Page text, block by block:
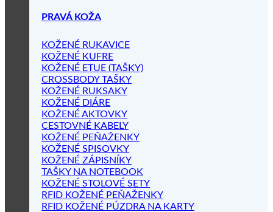
PRAVÁ KOŽA
KOŽENÉ RUKAVICE
KOŽENÉ KUFRE
KOŽENÉ ETUE (TAŠKY)
CROSSBODY TAŠKY
KOŽENÉ RUKSAKY
KOŽENÉ DIÁRE
KOŽENÉ AKTOVKY
CESTOVNÉ KABELY
KOŽENÉ PEŇAŽENKY
KOŽENÉ SPISOVKY
KOŽENÉ ZÁPISNÍKY
TAŠKY NA NOTEBOOK
KOŽENÉ STOLOVÉ SETY
RFID KOŽENÉ PEŇAŽENKY
RFID KOŽENÉ PÚZDRA NA KARTY